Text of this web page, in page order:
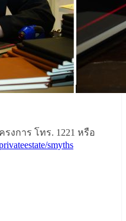
งการ โทร. 1221 หรือ
smyths